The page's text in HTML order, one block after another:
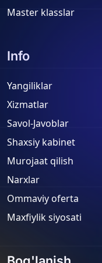
Master klasslar
Info
Yangiliklar
Xizmatlar
Savol-Javoblar
Shaxsiy kabinet
Murojaat qilish
Narxlar
Ommaviy oferta
Maxfiylik siyosati